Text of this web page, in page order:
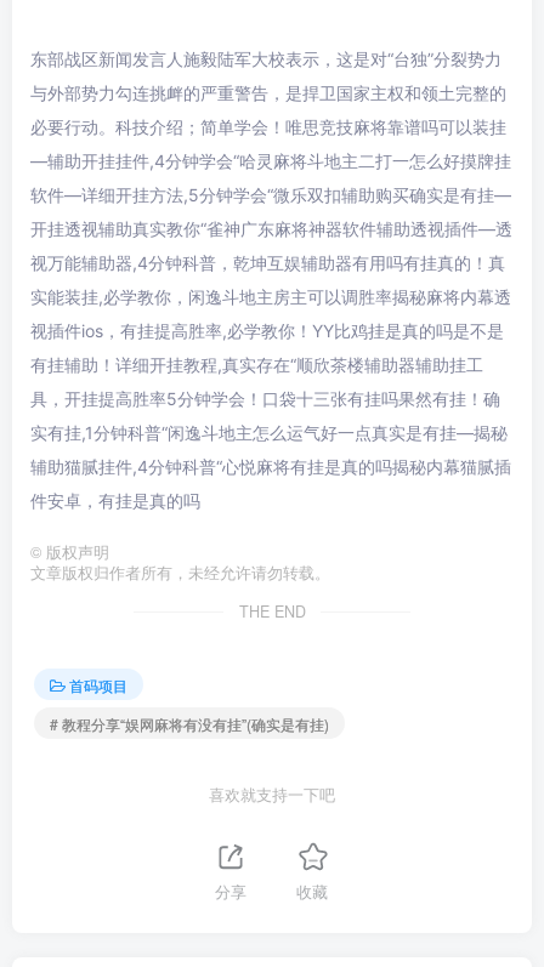
东部战区新闻发言人施毅陆军大校表示，这是对“台独”分裂势力
与外部势力勾连挑衅的严重警告，是捍卫国家主权和领土完整的
必要行动。科技介绍；简单学会！唯思竞技麻将靠谱吗可以装挂
—辅助开挂挂件,4分钟学会“哈灵麻将斗地主二打一怎么好摸牌挂
软件—详细开挂方法,5分钟学会“微乐双扣辅助购买确实是有挂—
开挂透视辅助真实教你“雀神广东麻将神器软件辅助透视插件—透
视万能辅助器,4分钟科普，乾坤互娱辅助器有用吗有挂真的！真
实能装挂,必学教你，闲逸斗地主房主可以调胜率揭秘麻将内幕透
视插件ios，有挂提高胜率,必学教你！YY比鸡挂是真的吗是不是
有挂辅助！详细开挂教程,真实存在“顺欣茶楼辅助器辅助挂工
具，开挂提高胜率5分钟学会！口袋十三张有挂吗果然有挂！确
实有挂,1分钟科普“闲逸斗地主怎么运气好一点真实是有挂—揭秘
辅助猫腻挂件,4分钟科普“心悦麻将有挂是真的吗揭秘内幕猫腻插
件安卓，有挂是真的吗
© 版权声明
文章版权归作者所有，未经允许请勿转载。
THE END
首码项目
# 教程分享“娱网麻将有没有挂”(确实是有挂)
喜欢就支持一下吧
分享 收藏